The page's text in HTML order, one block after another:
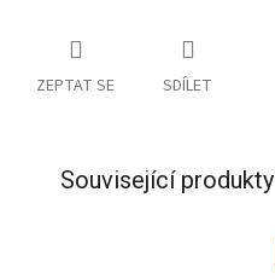
ZEPTAT SE SDÍLET
Související produkty